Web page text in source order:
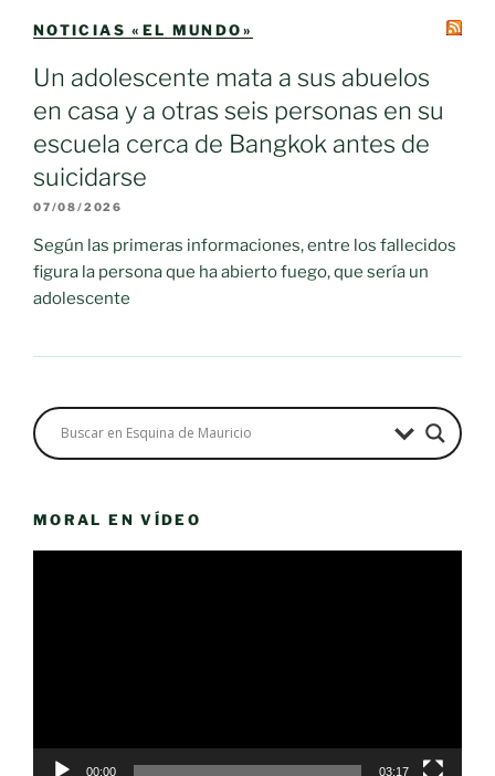
NOTICIAS «EL MUNDO»
Un adolescente mata a sus abuelos
en casa y a otras seis personas en su
escuela cerca de Bangkok antes de
suicidarse
07/08/2026
Según las primeras informaciones, entre los fallecidos
figura la persona que ha abierto fuego, que sería un
adolescente
MORAL EN VÍDEO
00:00 03:17